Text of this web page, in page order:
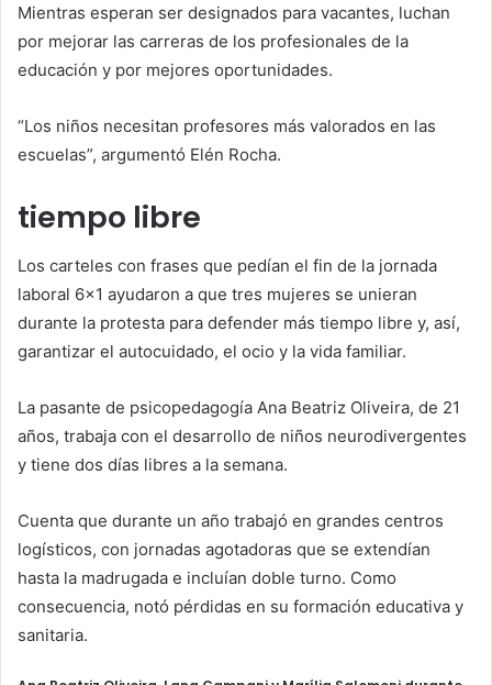
Mientras esperan ser designados para vacantes, luchan
por mejorar las carreras de los profesionales de la
educación y por mejores oportunidades.
“Los niños necesitan profesores más valorados en las
escuelas”, argumentó Elén Rocha.
tiempo libre
Los carteles con frases que pedían el fin de la jornada
laboral 6×1 ayudaron a que tres mujeres se unieran
durante la protesta para defender más tiempo libre y, así,
garantizar el autocuidado, el ocio y la vida familiar.
La pasante de psicopedagogía Ana Beatriz Oliveira, de 21
años, trabaja con el desarrollo de niños neurodivergentes
y tiene dos días libres a la semana.
Cuenta que durante un año trabajó en grandes centros
logísticos, con jornadas agotadoras que se extendían
hasta la madrugada e incluían doble turno. Como
consecuencia, notó pérdidas en su formación educativa y
sanitaria.